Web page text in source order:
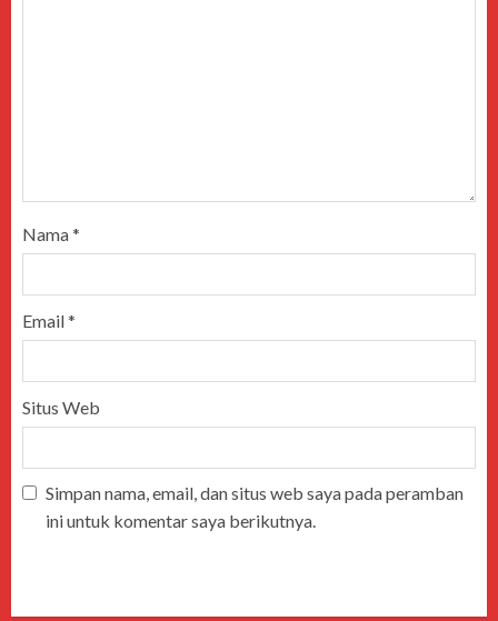
Nama*
Email*
Situs Web
Simpan nama, email, dan situs web saya pada peramban
ini untuk komentar saya berikutnya.